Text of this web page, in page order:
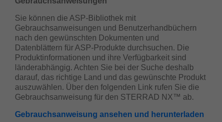
Sie können die ASP-Bibliothek mit
Gebrauchsanweisungen und Benutzerhandbüchern
nach den gewünschten Dokumenten und
Datenblättern für ASP-Produkte durchsuchen. Die
Produktinformationen und ihre Verfügbarkeit sind
länderabhängig. Achten Sie bei der Suche deshalb
darauf, das richtige Land und das gewünschte Produkt
auszuwählen. Über den folgenden Link rufen Sie die
Gebrauchsanweisung für den STERRAD NX™ ab.
Gebrauchsanweisung ansehen und herunterladen